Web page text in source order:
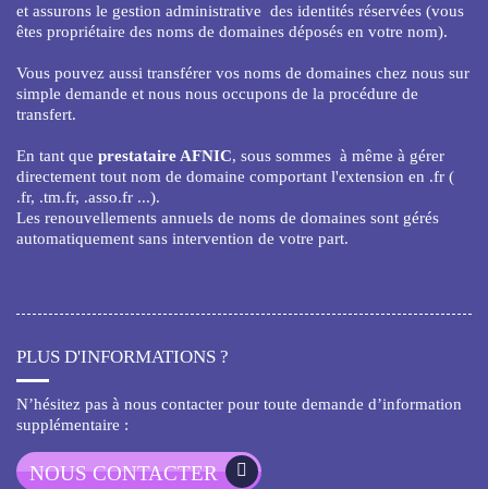
et assurons le gestion administrative des identités réservées (vous
êtes propriétaire des noms de domaines déposés en votre nom).
Vous pouvez aussi transférer vos noms de domaines chez nous sur
simple demande et nous nous occupons de la procédure de
transfert.
En tant que prestataire AFNIC, sous sommes à même à gérer
directement tout nom de domaine comportant l'extension en .fr (
.fr, .tm.fr, .asso.fr ...).
Les renouvellements annuels de noms de domaines sont gérés
automatiquement sans intervention de votre part.
PLUS D'INFORMATIONS ?
N’hésitez pas à nous contacter pour toute demande d’information
supplémentaire :
NOUSCONTACTER